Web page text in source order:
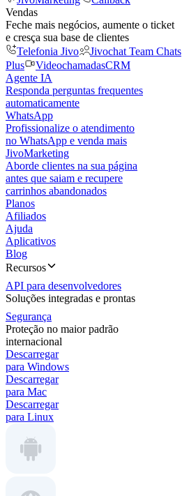
Vendas
Feche mais negócios, aumente o ticket
e cresça sua base de clientes
Telefonia Jivo
Jivochat Team Chats
Plus
VideochamadasCRM
Agente IA
Responda perguntas frequentes
automaticamente
WhatsApp
Profissionalize o atendimento
no WhatsApp e venda mais
JivoMarketing
Aborde clientes na sua página
antes que saiam e recupere
carrinhos abandonados
Planos
Afiliados
Ajuda
Aplicativos
Blog
Recursos
API para desenvolvedores
Soluções integradas e prontas
Segurança
Proteção no maior padrão
internacional
Descarregar
para Windows
Descarregar
para Mac
Descarregar
para Linux